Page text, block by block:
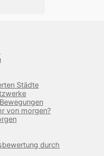
Städte
von morgen?
durch